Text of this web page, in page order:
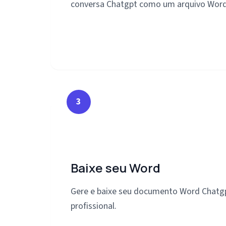
conversa Chatgpt como um arquivo
3
Baixe seu Word
Gere e baixe seu documento Word
profissional.